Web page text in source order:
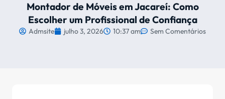
Montador de Móveis em Jacareí: Como
Escolher um Profissional de Confiança
Admsite julho 3, 2026 10:37 am Sem Comentários